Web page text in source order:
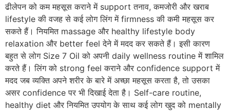
ढीलेपन को कम महसूस कराने में support तनाव, कमजोरी और खराब
lifestyle की वजह से कई लोग लिंग में firmness की कमी महसूस कर
सकते हैं। नियमित massage और healthy lifestyle body
relaxation और better feel देने में मदद कर सकते हैं। इसी कारण
बहुत से लोग Size 7 Oil को अपनी daily wellness routine में शामिल
करते हैं। लिंग को strong feel कराने और confidence support में
मदद जब व्यक्ति अपने शरीर के बारे में अच्छा महसूस करता है, तो उसका
असर confidence पर भी दिखाई देता है। Self-care routine,
healthy diet और नियमित उपयोग के साथ कई लोग खुद को mentally